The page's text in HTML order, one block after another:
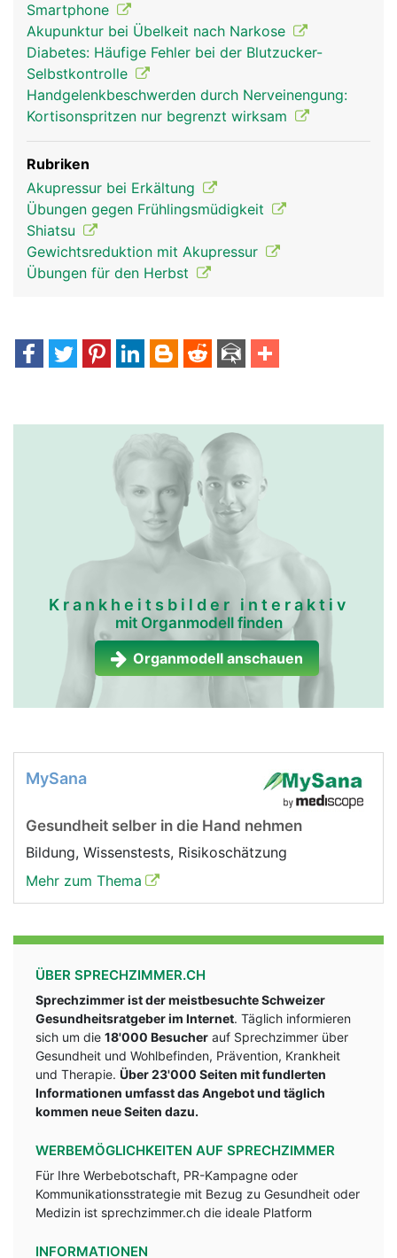
Smartphone
Akupunktur bei Übelkeit nach Narkose
Diabetes: Häufige Fehler bei der Blutzucker-
Selbstkontrolle
Handgelenkbeschwerden durch Nerveinengung:
Kortisonspritzen nur begrenzt wirksam
Rubriken
Akupressur bei Erkältung
Übungen gegen Frühlingsmüdigkeit
Shiatsu
Gewichtsreduktion mit Akupressur
Übungen für den Herbst
Krankheitsbilder interaktiv
mit Organmodell finden
Organmodell anschauen
MySana
Gesundheit selber in die Hand nehmen
Bildung, Wissenstests, Risikoschätzung
Mehr zum Thema
ÜBER SPRECHZIMMER.CH
Sprechzimmer ist der meistbesuchte Schweizer
Gesundheitsratgeber im Internet. Täglich informieren
sich um die 18'000 Besucher auf Sprechzimmer über
Gesundheit und Wohlbefinden, Prävention, Krankheit
und Therapie. Über 23'000 Seiten mit fundlerten
Informationen umfasst das Angebot und täglich
kommen neue Seiten dazu.
WERBEMÖGLICHKEITEN AUF SPRECHZIMMER
Für Ihre Werbebotschaft, PR-Kampagne oder
Kommunikationsstrategie mit Bezug zu Gesundheit oder
Medizin ist sprechzimmer.ch die ideale Platform
INFORMATIONEN